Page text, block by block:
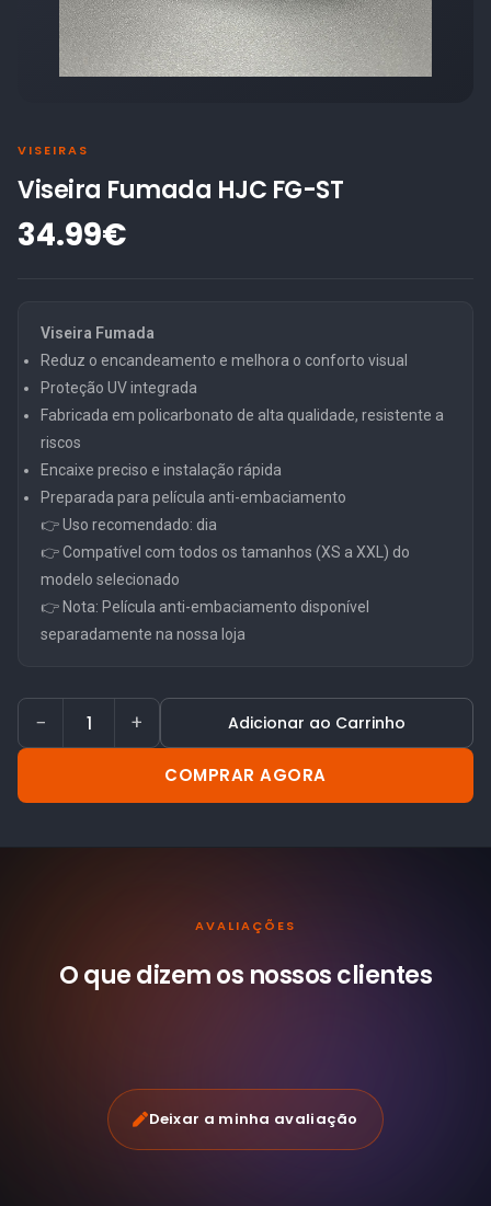
VISEIRAS
Viseira Fumada HJC FG-ST
34.99€
Viseira Fumada
Reduz o encandeamento e melhora o conforto visual
Proteção UV integrada
Fabricada em policarbonato de alta qualidade, resistente a
riscos
Encaixe preciso e instalação rápida
Preparada para película anti-embaciamento
👉 Uso recomendado: dia
👉 Compatível com todos os tamanhos (XS a XXL) do
modelo selecionado
👉 Nota: Película anti-embaciamento disponível
separadamente na nossa loja
− + Adicionar ao Carrinho
COMPRAR AGORA
AVALIAÇÕES
O que dizem os nossosclientes
Deixar a minha avaliação